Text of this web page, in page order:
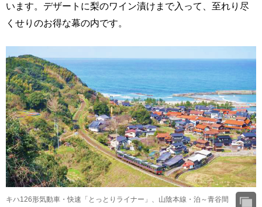
います。デザートに梨のワイン漬けまで入って、至れり尽
くせりのお得な幕の内です。
キハ126形気動車・快速「とっとりライナー」、山陰本線・泊～青谷間